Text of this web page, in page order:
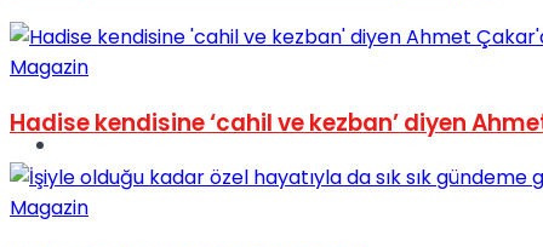
Magazin
Hadise kendisine ‘cahil ve kezban’ diyen
Magazin